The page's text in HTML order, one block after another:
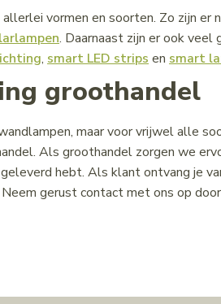
vormen en soorten. Zo zijn er
. Daarnaast zijn er ook veel
, smart LED strips en smart
groothandel
maar voor vrijwel alle
Als groothandel zorgen we
hebt. Als klant ontvang je
gerust contact met ons op